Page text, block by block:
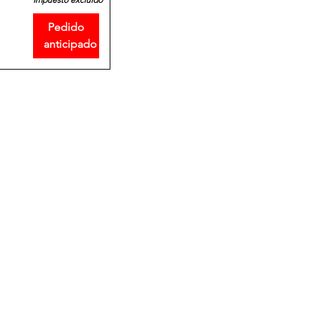
Pedido
anticipado